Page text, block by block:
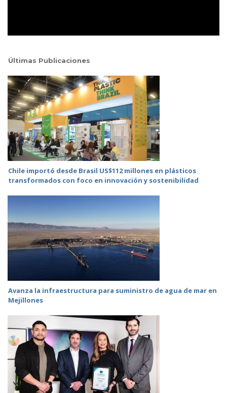
Últimas Publicaciones
Chile importó desde Brasil US$112 millones en plásticos
transformados con foco en innovación y sostenibilidad
Avanza la infraestructura para suministro de agua de mar en
Mejillones